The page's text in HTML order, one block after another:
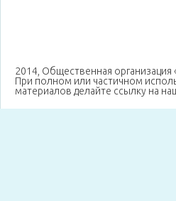
2014, Общественная организация
При полном или частичном
материалов делайте ссылку на